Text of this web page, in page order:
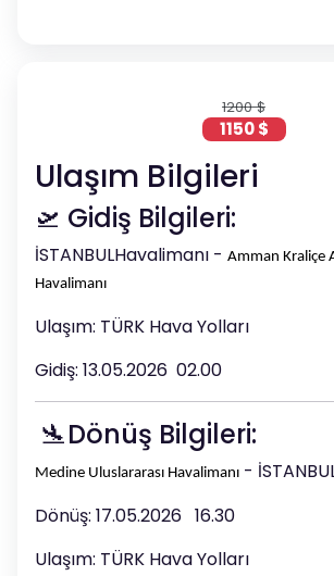
1200 $
1150 $
Ulaşım Bilgileri
🛫 Gidiş Bilgileri:
İSTANBULHavalimanı - Amman Kraliçe
Havalimanı
Ulaşım: TÜRK Hava Yolları
Gidiş: 13.05.2026 02.00
🛬Dönüş Bilgileri:
Medine Uluslararası Havalimanı -
Dönüş: 17.05.2026 16.30
Ulaşım: TÜRK Hava Yolları